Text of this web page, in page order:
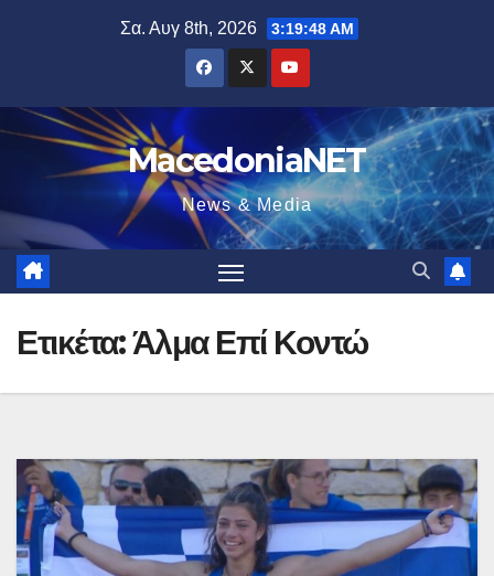
Σα. Αυγ 8th, 2026 3:19:48 AM
MacedoniaNET
News & Media
Ετικέτα:Άλμα Επί Κοντώ